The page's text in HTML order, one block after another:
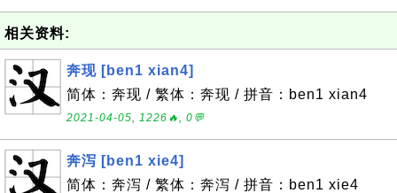
相关资料:
奔现 [ben1 xian4]
简体：奔现 / 繁体：奔现 / 拼音：ben1 xian4
2021-04-05, 1226🔥, 0💬
奔泻 [ben1 xie4]
简体：奔泻 / 繁体：奔泻 / 拼音：ben1 xie4